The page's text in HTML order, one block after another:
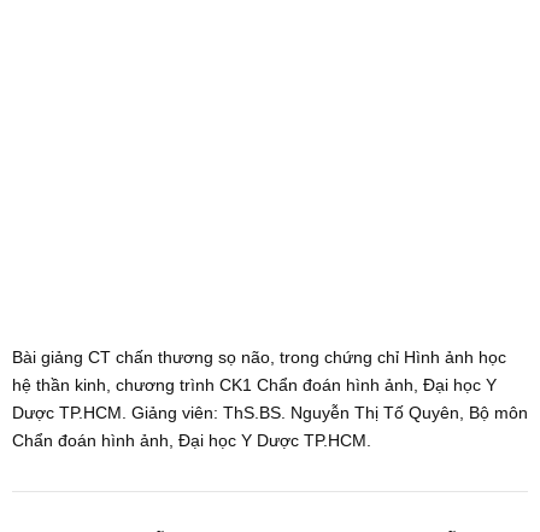
Bài giảng CT chấn thương sọ não, trong chứng chỉ Hình ảnh học
hệ thần kinh, chương trình CK1 Chẩn đoán hình ảnh, Đại học Y
Dược TP.HCM. Giảng viên: ThS.BS. Nguyễn Thị Tố Quyên, Bộ môn
Chẩn đoán hình ảnh, Đại học Y Dược TP.HCM.